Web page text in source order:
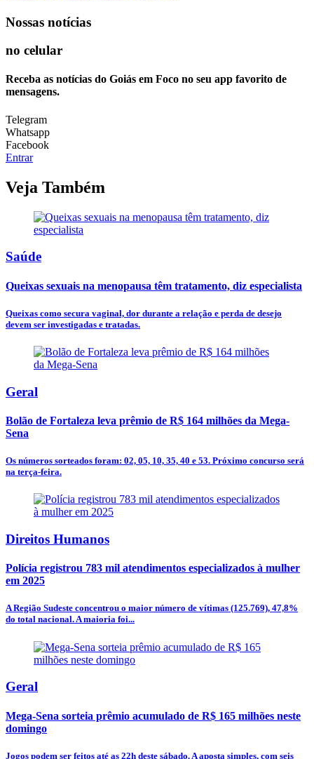
Nossas notícias
no celular
Receba as notícias do Goiás em Foco no seu app favorito de
mensagens.
Telegram
Whatsapp
Facebook
Entrar
Veja Também
Saúde
Queixas sexuais na menopausa têm tratamento, diz especialista
Queixas como secura vaginal, dor durante a relação e perda de desejo
devem ser investigadas e tratadas.
Geral
Bolão de Fortaleza leva prêmio de R$ 164 milhões da Mega-
Sena
Os números sorteados foram: 02, 05, 10, 35, 40 e 53. Próximo concurso será
na terça-feira.
Direitos Humanos
Polícia registrou 783 mil atendimentos especializados à mulher
em 2025
A Região Sudeste concentrou o maior número de vítimas (125.769), 47,8%
do total nacional. A maioria foi...
Geral
Mega-Sena sorteia prêmio acumulado de R$ 165 milhões neste
domingo
Jogos podem ser feitos até as 22h deste sábado. A aposta simples, com seis